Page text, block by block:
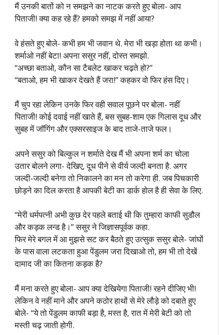
मैं उनकी बातों को न समझने का नाटक करते हुए बोला- आप
पिताजी! क्या कह रहे हैं? हमको समझ में नहीं आया?
वे हंसते हुए बोले- कभी हम भी जवान थे. मेरा भी खड़ा होता था कभी।
शर्माओ नहीं बेटा! अपना ससुर नहीं, दोस्त समझो.
“अच्छा बताओ, कौन सा टैबलेट खाकर चढ़ते हो?”
“बताओ, हम भी खाकर देखते हैं जरा!” कहकर वो फिर हंस दिए।
मैं चुप रहा लेकिन उनके फिर वही सवाल पूछने पर बोला- नहीं
पिताजी! कोई दवाई नहीं खाते हैं, बस सुबह-शाम एक गिलास दूध और
सुबह में जॉगिंग और एक्सरसाइज के बाद ताजे-ताजे फल।
अपने ससुर को बिल्कुल न शर्माते देख मैं भी अपना शर्म का चोला
उतार बोलने लगा- देखिए, दूध पीने से वीर्य जल्दी बनता है. अगर
जल्दी-जल्दी बनेगा तो निकालने का मन तो करेगा ही. जब पिचकारी
छोड़ने का दिल करता है आपकी बेटी का डार्क होल है ही सेवा के लिए.
“मेरी धर्मपत्नी अभी कुछ देर पहले बताई थी कि तुम्हारा काफी सुडौल
और कड़क लन्ड है।” ससुर ने जिज्ञासपूर्वक कहा.
फिर मेरे बगल में आ मुझसे सट कर बैठते हुए उत्सुक ससुर बोले- जांघों
के पास वाला लटकता हुआ पेंडुलम जरा दिखाओ तो, हम भी तो देखें
दामाद जी का कितना कड़क है?
मैं मना करते हुए बोला- आप क्या देखियेगा पिताजी! रहने दीजिए भी!
लेकिन वे नहीं माने और अपने कठोर हाथों से मेरे लौड़े को दबाते हुए
बोले- “ये तो पेंडुलम काफी बड़ा है, मस्त है, रात में मेरी बेटी को तो
मस्ती चढ़ जाती होगी.